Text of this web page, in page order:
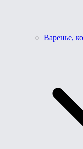
Варенье,